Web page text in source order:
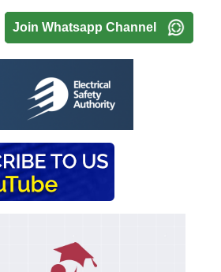
Join Whatsapp Channel